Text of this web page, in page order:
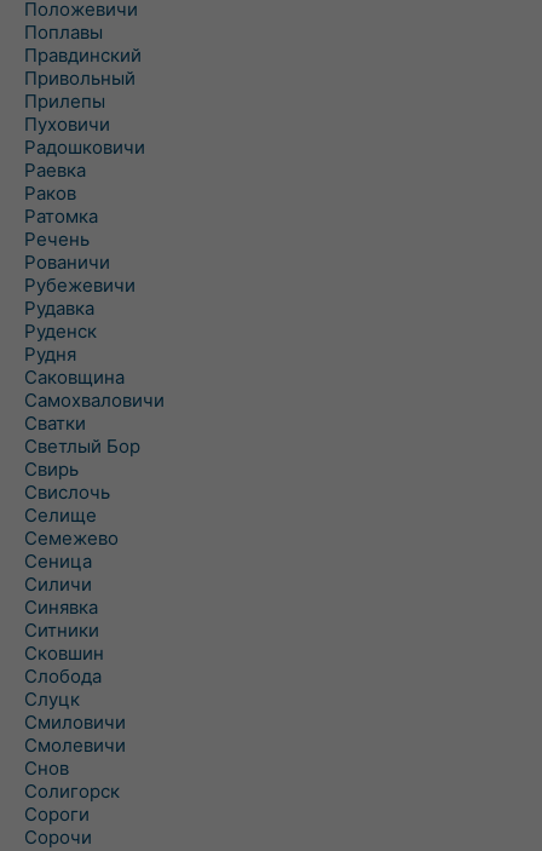
Положевичи
Поплавы
Правдинский
Привольный
Прилепы
Пуховичи
Радошковичи
Раевка
Раков
Ратомка
Речень
Рованичи
Рубежевичи
Рудавка
Руденск
Рудня
Саковщина
Самохваловичи
Сватки
Светлый Бор
Свирь
Свислочь
Селище
Семежево
Сеница
Силичи
Синявка
Ситники
Сковшин
Слобода
Слуцк
Смиловичи
Смолевичи
Снов
Солигорск
Сороги
Сорочи